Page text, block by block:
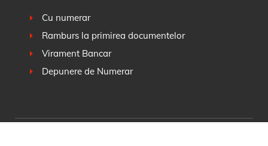
Cu numerar
Ramburs la primirea documentelor
Virament Bancar
Depunere de Numerar